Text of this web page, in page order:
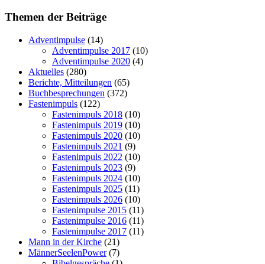
Themen der Beiträge
Adventimpulse (14)
Adventimpulse 2017 (10)
Adventimpulse 2020 (4)
Aktuelles (280)
Berichte, Mitteilungen (65)
Buchbesprechungen (372)
Fastenimpuls (122)
Fastenimpuls 2018 (10)
Fastenimpuls 2019 (10)
Fastenimpuls 2020 (10)
Fastenimpuls 2021 (9)
Fastenimpuls 2022 (10)
Fastenimpuls 2023 (9)
Fastenimpuls 2024 (10)
Fastenimpuls 2025 (11)
Fastenimpuls 2026 (10)
Fastenimpulse 2015 (11)
Fastenimpulse 2016 (11)
Fastenimpulse 2017 (11)
Mann in der Kirche (21)
MännerSeelenPower(7)